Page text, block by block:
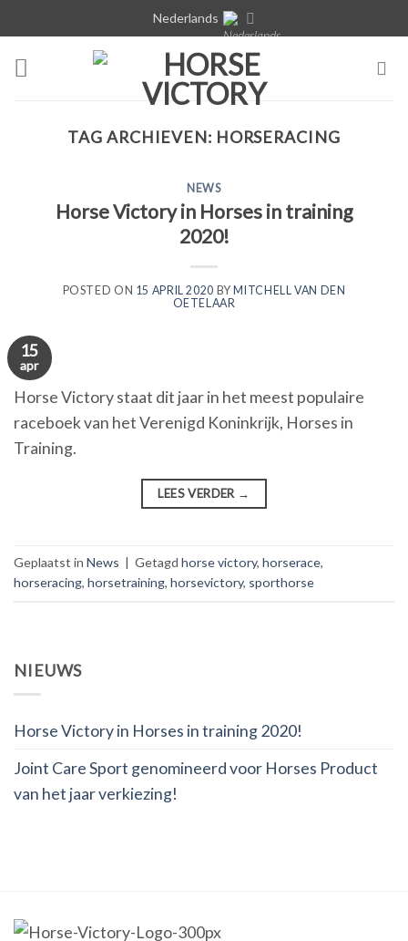
to
content
Nederlands
TAG ARCHIEVEN: HORSERACING
NEWS
Horse Victory in Horses in training
2020!
POSTED ON 15 APRIL 2020 BYMITCHELL VAN DEN
OETELAAR
15
apr
Horse Victory staat dit jaar in het meest populaire
raceboek van het Verenigd Koninkrijk, Horses in
Training.
LEES VERDER →
Geplaatst in News | Getagd horse victory, horserace,
horseracing, horsetraining, horsevictory, sporthorse
NIEUWS
Horse Victory in Horses in training 2020!
Joint Care Sport genomineerd voor Horses Product
van het jaar verkiezing!